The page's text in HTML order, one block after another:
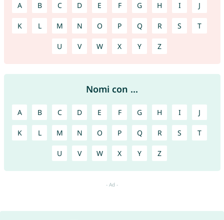
A B C D E F G H I J
K L M N O P Q R S T
U V W X Y Z
Nomi con ...
A B C D E F G H I J
K L M N O P Q R S T
U V W X Y Z